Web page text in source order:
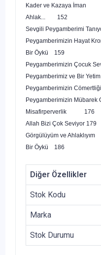
Kader ve Kazaya
Ahlak... 152
Sevgili
Peygamberimizin
Bir Öykü 159
Peygamberimizin Çocuk
Peygamberimiz ve Bir
Peygamberimizin
Peygamberimizin
Misafirperverlik 176
Allah Bizi Çok Seviyor 179
Görgülüyüm ve
Bir Öykü 186
Diğer Özellikler
Stok Kodu
Marka
Stok Durumu